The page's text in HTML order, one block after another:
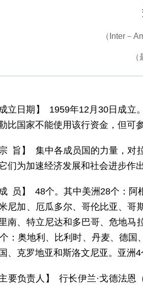
（Inter－
成立日期】 1959年12月30日成
比国家不能使用该行资金，但可
宗 旨】 集中各成员国的力量，对
们为加速经济发展和社会进步作出
成 员】 48个。其中美洲28个：
尼加、厄瓜多尔、哥伦比亚、哥
南、特立尼达和多巴哥、危地马
：奥地利、比利时、丹麦、德
、克罗地亚和斯洛文尼亚。亚洲
主要负责人】 行长伊兰·戈德法